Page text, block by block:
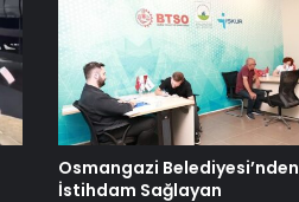
Osmangazi Belediyesi’nden
İstihdam Sağlayan